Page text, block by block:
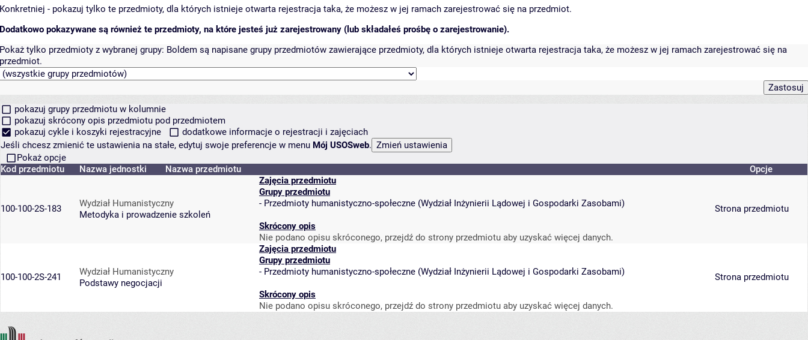
Konkretniej - pokazuj tylko te przedmioty, dla których istnieje otwarta rejestracja taka, że możesz w jej ramach zarejestrować się na przedmiot.
Dodatkowo pokazywane są również te przedmioty, na które jesteś już zarejestrowany (lub składałeś prośbę o zarejestrowanie).
Pokaż tylko przedmioty z wybranej grupy: Boldem są napisane grupy przedmiotów zawierające przedmioty, dla których istnieje otwarta rejestracja taka, że możesz w jej ramach zarejestrować się na
przedmiot.
pokazuj grupy przedmiotu w kolumnie
pokazuj skrócony opis przedmiotu pod przedmiotem
pokazuj cykle i koszyki rejestracyjne
dodatkowe informacje o rejestracji i zajęciach
Jeśli chcesz zmienić te ustawienia na stałe, edytuj swoje preferencje w menu Mój USOSweb.
Pokaż opcje
Kod przedmiotu
Nazwa jednostki Nazwa przedmiotu Opcje
100-100-2S-183
Wydział Humanistyczny
Metodyka i prowadzenie szkoleń
Zajęcia przedmiotu
Grupy przedmiotu
- Przedmioty humanistyczno-społeczne (Wydział Inżynierii Lądowej i Gospodarki Zasobami)
Skrócony opis
Nie podano opisu skróconego, przejdź do strony przedmiotu aby uzyskać więcej danych.
Strona przedmiotu
100-100-2S-241
Wydział Humanistyczny
Podstawy negocjacji
Zajęcia przedmiotu
Grupy przedmiotu
- Przedmioty humanistyczno-społeczne (Wydział Inżynierii Lądowej i Gospodarki Zasobami)
Skrócony opis
Nie podano opisu skróconego, przejdź do strony przedmiotu aby uzyskać więcej danych.
Strona przedmiotu